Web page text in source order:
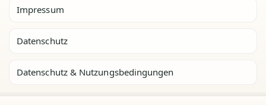
Impressum
Datenschutz
Datenschutz & Nutzungsbedingungen